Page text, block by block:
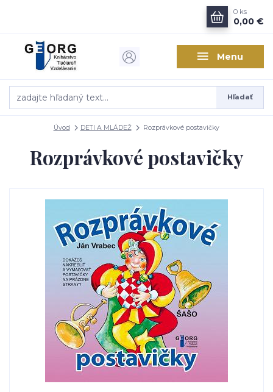
Menu
Hľadať
0 ks
0,00 €
Úvod DETI A MLÁDEŽ Rozprávkové postavičky
Rozprávkové postavičky